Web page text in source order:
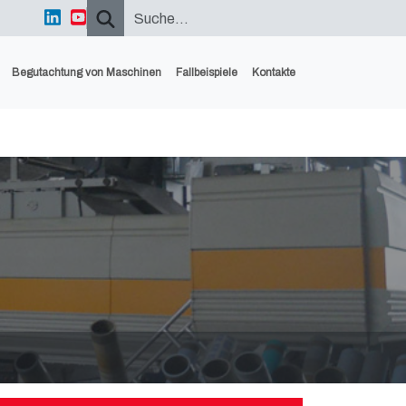
Begutachtung von Maschinen Fallbeispiele Kontakte